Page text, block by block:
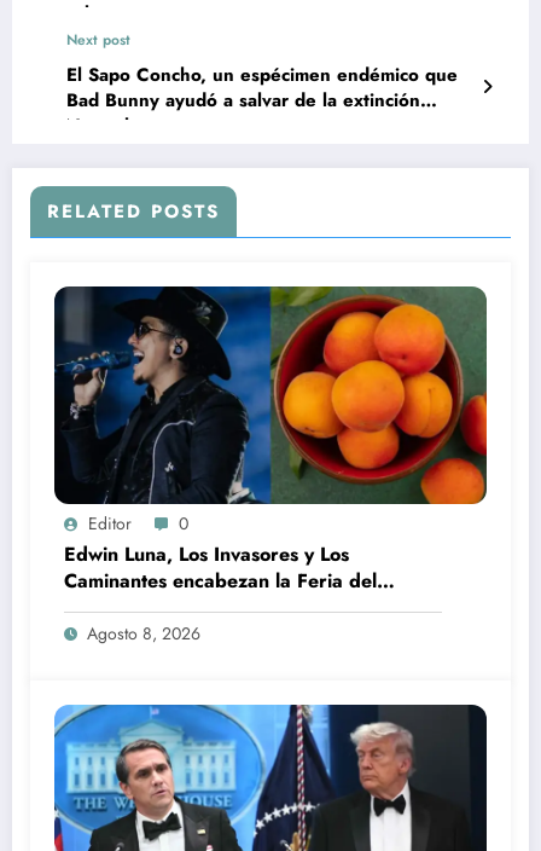
sabemos
Next post
El Sapo Concho, un espécimen endémico que
Bad Bunny ayudó a salvar de la extinción
Naturaleza
RELATED POSTS
Editor 0
Edwin Luna, Los Invasores y Los
Caminantes encabezan la Feria del
Durazno en Tetela de Ocampo
Agosto 8, 2026